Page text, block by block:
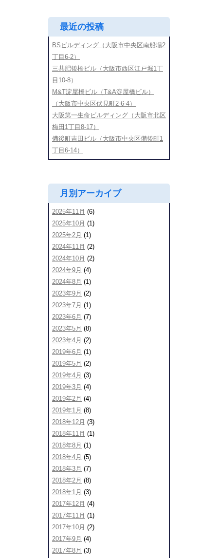
最近の投稿
BSビルディング（大阪市中央区南船場2
丁目6-2）
三共肥後橋ビル（大阪市西区江戸堀1丁
目10-8）
M&T淀屋橋ビル（T&A淀屋橋ビル）
（大阪市中央区伏見町2-6-4）
大阪第一生命ビルディング（大阪市北区
梅田1丁目8-17）
備後町吉田ビル（大阪市中央区備後町1
丁目6-14）
月別アーカイブ
2025年11月 (6)
2025年10月 (1)
2025年2月 (1)
2024年11月 (2)
2024年10月 (2)
2024年9月 (4)
2024年8月 (1)
2023年9月 (2)
2023年7月 (1)
2023年6月 (7)
2023年5月 (8)
2023年4月 (2)
2019年6月 (1)
2019年5月 (2)
2019年4月 (3)
2019年3月 (4)
2019年2月 (4)
2019年1月 (8)
2018年12月 (3)
2018年11月 (1)
2018年8月 (1)
2018年4月 (5)
2018年3月 (7)
2018年2月 (8)
2018年1月 (3)
2017年12月 (4)
2017年11月 (1)
2017年10月 (2)
2017年9月 (4)
2017年8月 (3)